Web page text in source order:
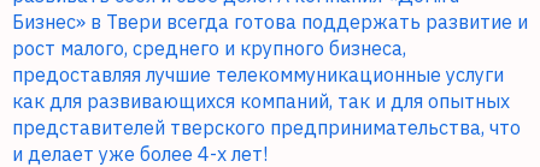
Бизнес» в Твери всегда готова поддержать развитие и
рост малого, среднего и крупного бизнеса,
предоставляя лучшие телекоммуникационные услуги
как для развивающихся компаний, так и для опытных
представителей тверского предпринимательства, что
и делает уже более 4-х лет!